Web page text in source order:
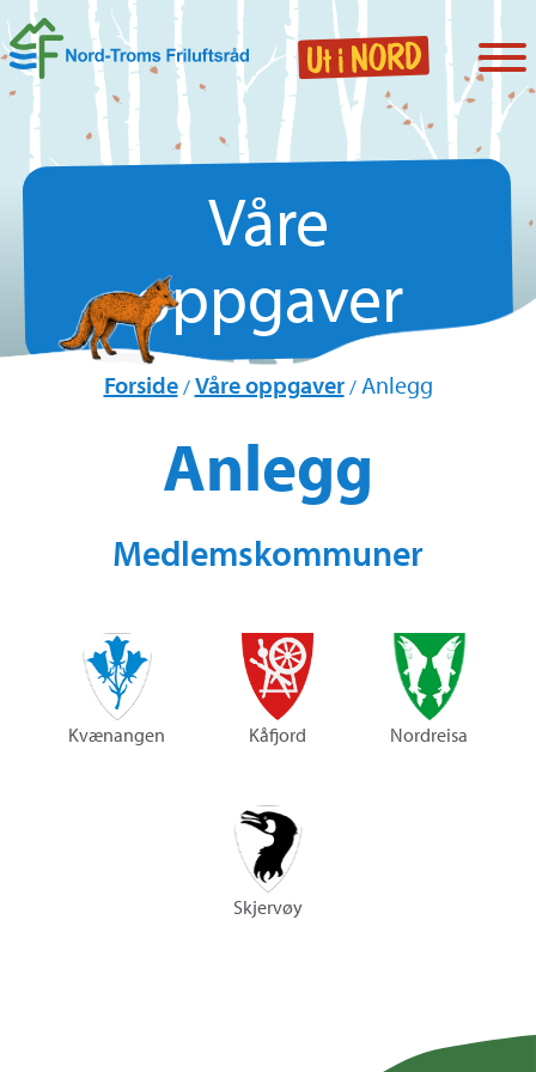
Våre
oppgaver
Forside /Våre oppgaver /Anlegg
Anlegg
Medlemskommuner
Kvænangen Kåfjord Nordreisa
Skjervøy